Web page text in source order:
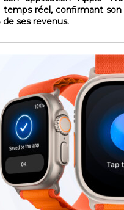
temps réel, confirmant
de ses revenus.